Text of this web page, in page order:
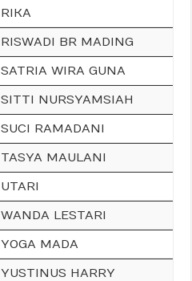
RIKA
RISWADI BR MADING
SATRIA WIRA GUNA
SITTI NURSYAMSIAH
SUCI RAMADANI
TASYA MAULANI
UTARI
WANDA LESTARI
YOGA MADA
YUSTINUS HARRY